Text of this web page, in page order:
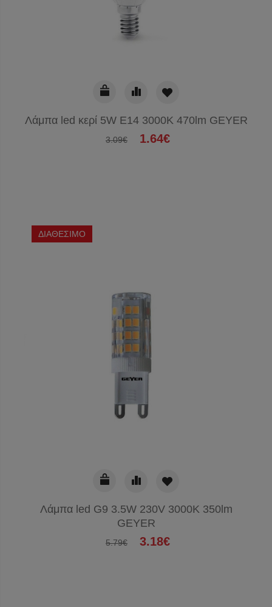
Λάμπα led κερί 5W E14 3000K 470lm GEYER
3.09€ 1.64€
ΔΙΑΘΕΣΙΜΟ
Λάμπα led G9 3.5W 230V 3000K 350lm
GEYER
5.79€ 3.18€